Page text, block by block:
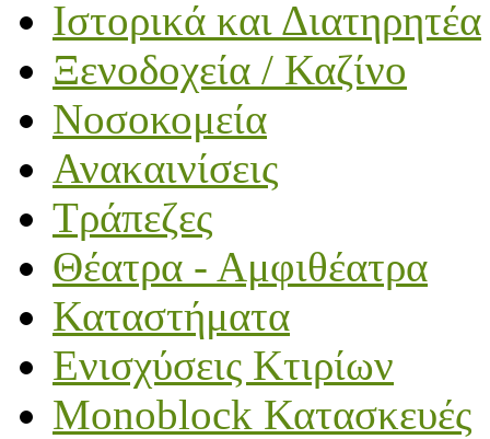
Ιστορικά και Διατηρητέα
Ξενοδοχεία / Καζίνο
Νοσοκομεία
Ανακαινίσεις
Τράπεζες
Θέατρα - Αμφιθέατρα
Καταστήματα
Ενισχύσεις Κτιρίων
Monoblock Κατασκευές